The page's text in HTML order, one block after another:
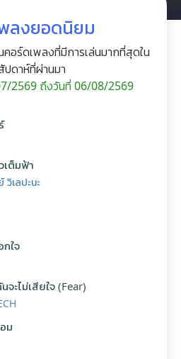
ลงยอดนิยม
อร์ดเพลงที่มีการเล่นมากที่สุดใน
ปดาห์ที่ผ่านมา
2569 ถึงวันที่ 06/08/2569
เต็มฟ้า
วิเลปะนะ
ใจ
จะไม่เสียใจ (Fear)
ม